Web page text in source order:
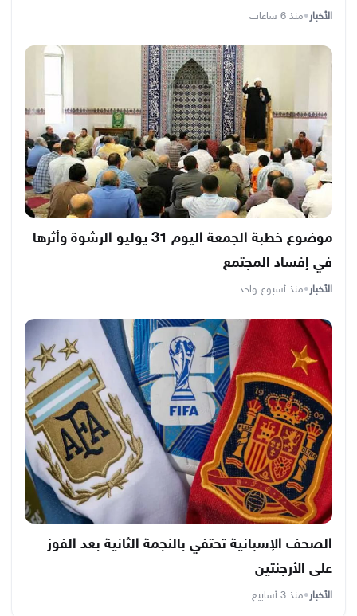
الأخبار•منذ 6 ساعات
موضوع خطبة الجمعة اليوم 31 يوليو الرشوة وأثرها
في إفساد المجتمع
الأخبار•منذ أسبوع واحد
الصحف الإسبانية تحتفي بالنجمة الثانية بعد الفوز
على الأرجنتين
الأخبار•منذ 3 أسابيع